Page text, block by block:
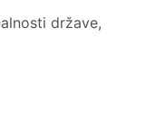
države,